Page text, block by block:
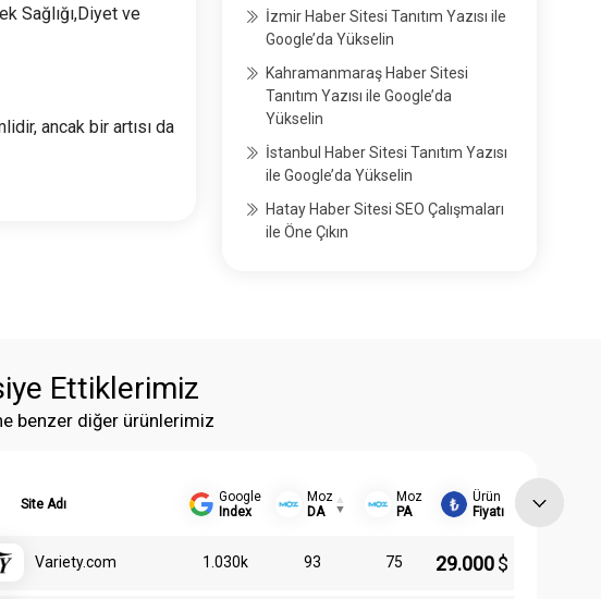
Sağlığı,Diyet ve
ancak bir artısı da
İzmir Haber Sitesi Tanıtım Yazısı ile
Google’da Yükselin
Kahramanmaraş Haber Sitesi
Tanıtım Yazısı ile Google’da
Yükselin
İstanbul Haber Sitesi Tanıtım Yazısı
ile Google’da Yükselin
Hatay Haber Sitesi SEO Çalışmaları
ile Öne Çıkın
Ettiklerimiz
benzer diğer ürünlerimiz
Site Adı
Google
Index
Moz
DA
Moz
PA
Ürün
Fiyatı
Variety.com 1.030k 93 75 29.000$